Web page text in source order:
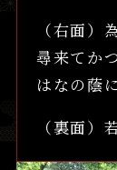
（右面）
尋来てか
はなの蔭
（裏面）